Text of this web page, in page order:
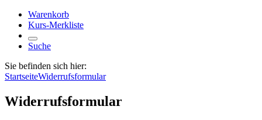
Warenkorb
Kurs-Merkliste
Suche
Sie befinden sich hier:
StartseiteWiderrufsformular
Widerrufsformular